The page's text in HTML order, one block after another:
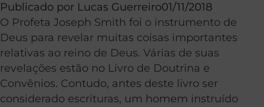
Publicado por Lucas Guerreiro01/11/2018
O Profeta Joseph Smith foi o instrumento de
Deus para revelar muitas coisas importantes
relativas ao reino de Deus. Várias de suas
revelações estão no Livro de Doutrina e
Convênios. Contudo, antes deste livro ser
considerado escrituras, um homem instruído